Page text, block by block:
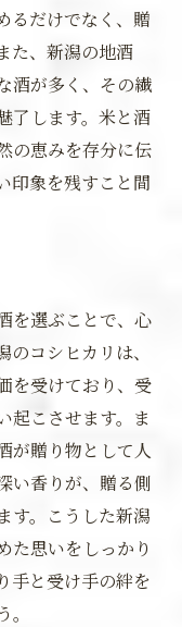
るだけでなく、贈
た、新潟の地酒
酒が多く、その繊
了します。米と酒
の恵みを存分に伝
印象を残すこと間
を選ぶことで、心
コシヒカリは、
を受けており、受
起こさせます。ま
が贈り物として人
い香りが、贈る側
す。こうした新潟
た思いをしっかり
手と受け手の絆を